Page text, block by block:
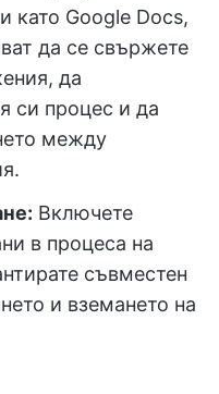
като Google Docs,
да се свържете
да
си процес и да
между
Включете
в процеса на
съвместен
и вземането на